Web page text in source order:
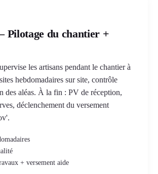
Pilotage du chantier +
les artisans pendant le chantier à
hebdomadaires sur site, contrôle
des aléas. À la fin : PV de réception,
déclenchement du versement
+ versement aide